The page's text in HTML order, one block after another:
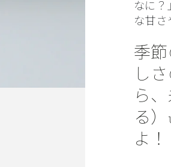
なに？
な甘さ
季
し
ら
る
よ！